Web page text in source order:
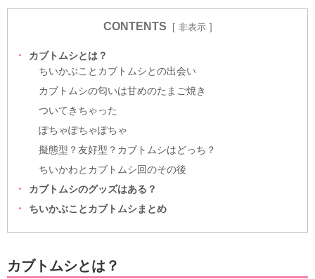
CONTENTS 非表示
カブトムシとは？
ちいかぶことカブトムシとの出会い
カブトムシの匂いは甘めのたまご焼き
ついてきちゃった
ぽちゃぽちゃぽちゃ
擬態型？友好型？カブトムシはどっち？
ちいかわとカブトムシ回のその後
カブトムシのグッズはある？
ちいかぶことカブトムシまとめ
カブトムシとは？